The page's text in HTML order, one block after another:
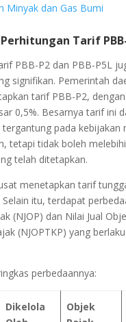
Minyak dan Gas Bumi
Tarif
PBB-P2 dan PBB-P5L
signifikan. Pemerintah
tarif PBB-P2,
0,5%. Besarnya tarif ini
pada kebijakan
tetapi tidak boleh
telah ditetapkan.
menetapkan tarif
Selain itu, terdapat
(NJOP) dan Nilai Jual
(NJOPTKP) yang
perbedaannya:
Dikelola
Objek